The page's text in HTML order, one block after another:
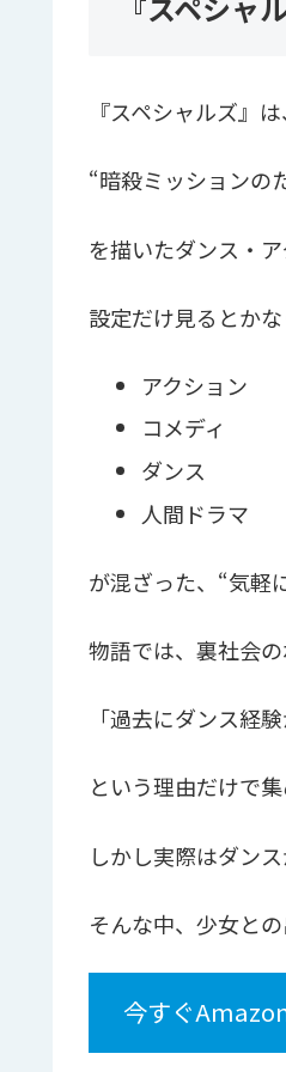
『スペシャルズ』は、
“暗殺ミッションの
を描いたダンス・
設定だけ見るとかな
アクション
コメディ
ダンス
人間ドラマ
が混ざった、“気軽
物語では、裏社会の
「過去にダンス経験
という理由だけで
しかし実際はダン
そんな中、少女と
今すぐ